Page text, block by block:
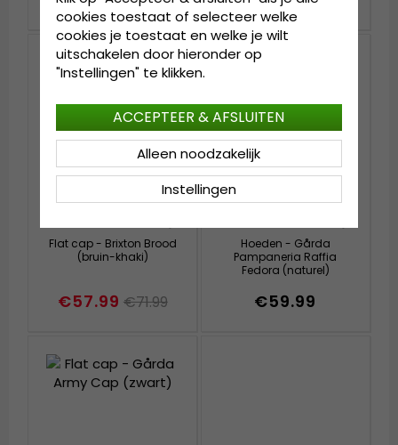
Flat cap - Brixton Brood
(bruin-khaki)
€57.99 €71.99
Hoeden - Gårda
Pampaneria Raffia
Fedora (naturel)
€59.99
cookies toestaat of selecteer welke
cookies je toestaat en welke je wilt
uitschakelen door hieronder op
"Instellingen" te klikken.
Instellingen
Alleen noodzakelijk
ACCEPTEER & AFSLUITEN